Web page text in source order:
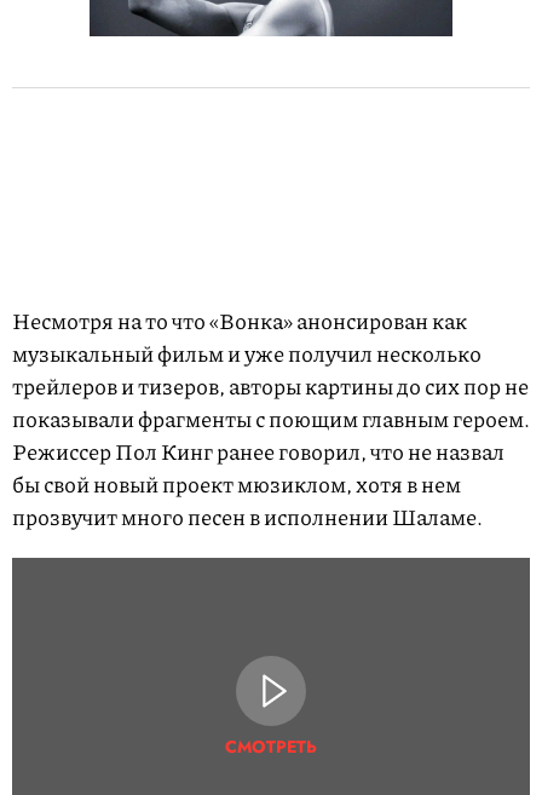
Несмотря на то что «Вонка» анонсирован как
музыкальный фильм и уже получил несколько
трейлеров и тизеров, авторы картины до сих пор не
показывали фрагменты с поющим главным героем.
Режиссер Пол Кинг ранее говорил, что не назвал
бы свой новый проект мюзиклом, хотя в нем
прозвучит много песен в исполнении Шаламе.
СМОТРЕТЬ